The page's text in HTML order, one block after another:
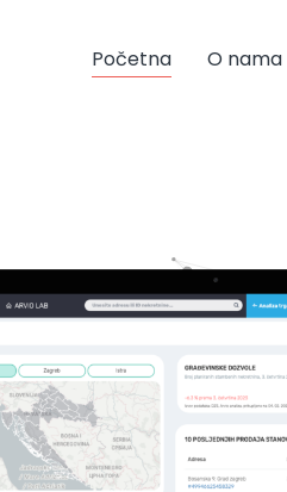
Početna O nama